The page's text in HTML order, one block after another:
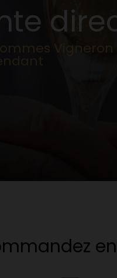
te dire
om es V gn r on
en